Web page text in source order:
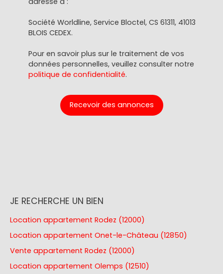
Société Worldline, Service Bloctel, CS 61311, 41013
BLOIS CEDEX.
Pour en savoir plus sur le traitement de vos
données personnelles, veuillez consulter notre
politique de confidentialité.
Recevoir des annonces
JE RECHERCHE UN BIEN
Location appartement Rodez (12000)
Location appartement Onet-le-Château (12850)
Vente appartement Rodez (12000)
Location appartement Olemps (12510)